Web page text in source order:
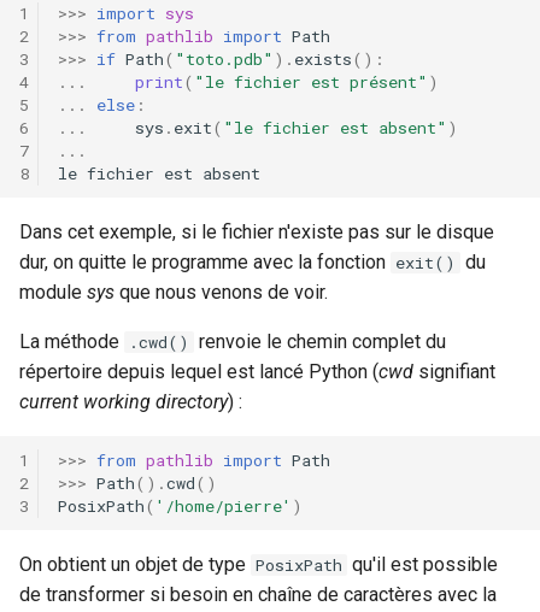
>>> import sys
>>> from pathlib import Path
>>> if Path( "toto.pdb" ) . exists():
...
print( "le fichier est présent" )
...
else :
...
sys . exit( "le fichier est absent" )
...
le fichier est absent
Dans cet exemple, si le fichier n'existe pas sur le disque
dur, on quitte le programme avec la fonction exit()
du
module sys que nous venons de voir.
La méthode .cwd()
renvoie le chemin complet du
répertoire depuis lequel est lancé Python (cwd signifiant
current working directory) :
>>> from pathlib import Path
>>> Path() .cwd()
PosixPath( '/home/pierre' )
On obtient un objet de type PosixPath qu'il est possible
de transformer si besoin en chaîne de caractères avec la